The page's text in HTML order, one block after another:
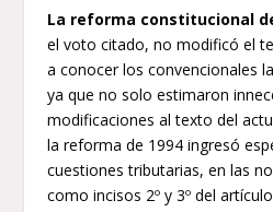
La reforma constitucional
el voto citado, no modificó el
a conocer los convencionales
ya que no solo estimaron
modificaciones al texto del
la reforma de 1994 ingresó
cuestiones tributarias, en las
como incisos 2º y 3º del